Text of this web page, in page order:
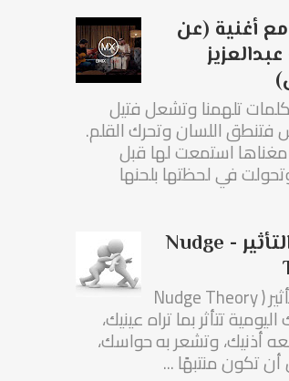
أغنية (عن
كلمات تلهمنا وتشعل فتيل
فتنطق اللسان وتحرك القلم.
استمعت لها قبل
في لحظتها بلحنها
نظرية التأثير - Nudge
نظرية التأثير ( Nudge Theory
تتأثر بما تراه عينيك،
أذنيك، وتشعر به حواسك،
تكون منتبهًا ...